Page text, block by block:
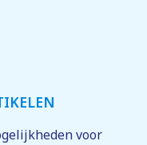
voor